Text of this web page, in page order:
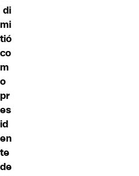
di
mi
tió
co
m
o
pr
es
id
en
te
de